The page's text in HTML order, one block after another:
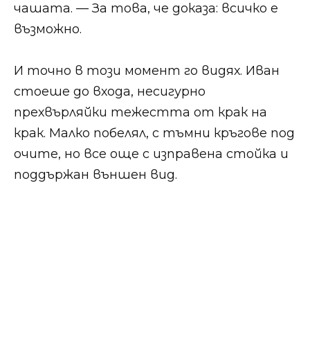
чашата. — За това, че доказа: всичко е
възможно.
И точно в този момент го видях. Иван
стоеше до входа, несигурно
прехвърляйки тежестта от крак на
крак. Малко побелял, с тъмни кръгове под
очите, но все още с изправена стойка и
поддържан външен вид.